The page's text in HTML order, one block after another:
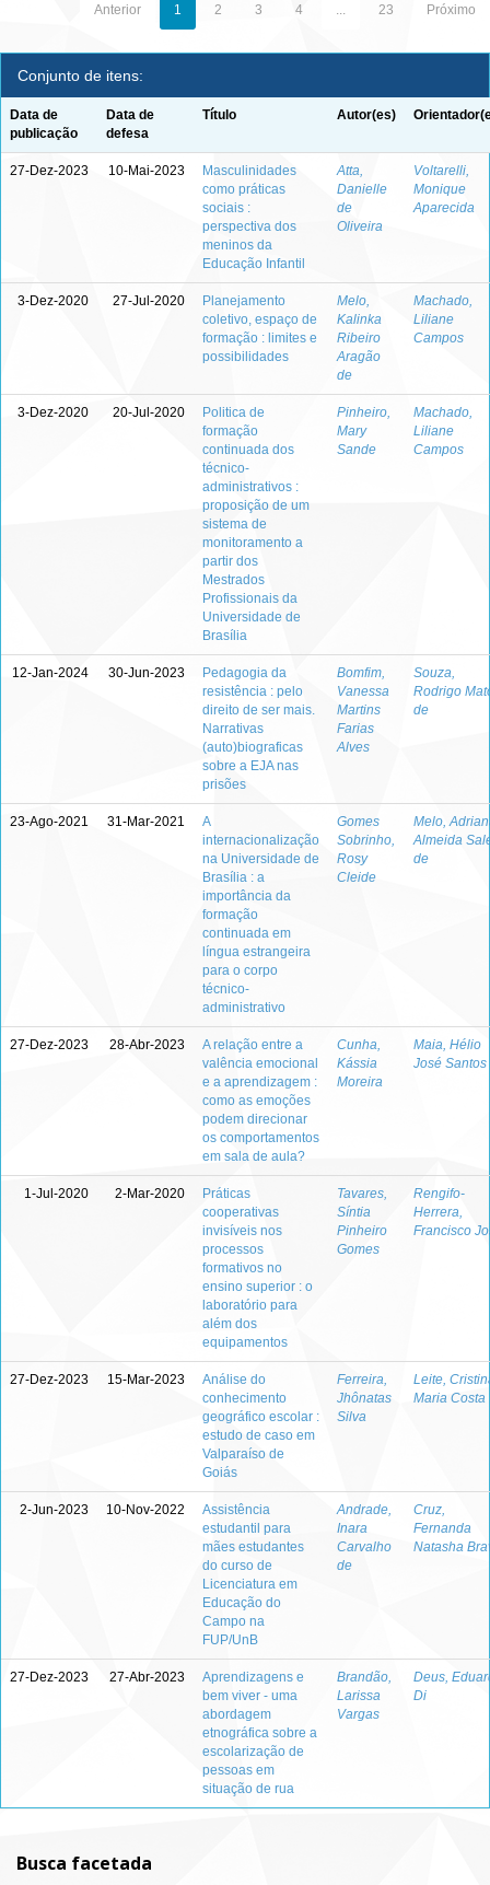
Anterior 1 2 3 4 ... 23 Próximo
Conjunto de itens:
Data de
publicação
Data de
defesa
Título Autor(es)
27-Dez-2023 10-Mai-2023
Masculinidades
como práticas
sociais :
perspectiva dos
meninos da
Educação Infantil
Atta,
Danielle
de
Oliveira
Voltarelli,
Monique
Aparecida
3-Dez-2020 27-Jul-2020
Planejamento
coletivo, espaço de
formação : limites e
possibilidades
Melo,
Kalinka
Ribeiro
Aragão
de
Machado,
Liliane
Campos
3-Dez-2020 20-Jul-2020
Politica de
formação
continuada dos
técnico-
administrativos :
proposição de um
sistema de
monitoramento a
partir dos
Mestrados
Profissionais da
Universidade de
Brasília
Pinheiro,
Mary
Sande
Machado,
Liliane
Campos
12-Jan-2024 30-Jun-2023
Pedagogia da
resistência : pelo
direito de ser mais.
Narrativas
(auto)biograficas
sobre a EJA nas
prisões
Bomfim,
Vanessa
Martins
Farias
Alves
Souza,
Rodrigo
de
23-Ago-2021 31-Mar-2021
A
internacionalização
na Universidade de
Brasília : a
importância da
formação
continuada em
língua estrangeira
para o corpo
técnico-
administrativo
Gomes
Sobrinho,
Rosy
Cleide
Melo,
Almeida
de
27-Dez-2023 28-Abr-2023
A relação entre a
valência emocional
e a aprendizagem :
como as emoções
podem direcionar
os comportamentos
em sala de aula?
Cunha,
Kássia
Moreira
Maia, Hélio
José Santos
1-Jul-2020 2-Mar-2020
Práticas
cooperativas
invisíveis nos
processos
formativos no
ensino superior : o
laboratório para
além dos
equipamentos
Tavares,
Síntia
Pinheiro
Gomes
Rengifo-
Herrera,
Francisco
27-Dez-2023 15-Mar-2023
Análise do
conhecimento
geográfico escolar :
estudo de caso em
Valparaíso de
Goiás
Ferreira,
Jhônatas
Silva
Leite,
Maria Costa
2-Jun-2023 10-Nov-2022
Assistência
estudantil para
mães estudantes
do curso de
Licenciatura em
Educação do
Campo na
FUP/UnB
Andrade,
Inara
Carvalho
de
Cruz,
Fernanda
Natasha
27-Dez-2023 27-Abr-2023
Aprendizagens e
bem viver - uma
abordagem
etnográfica sobre a
escolarização de
pessoas em
situação de rua
Brandão,
Larissa
Vargas
Deus,
Di
Busca facetada